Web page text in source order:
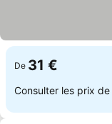
De 31 €
Consulter les prix de